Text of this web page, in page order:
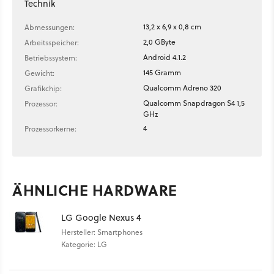
Technik
Abmessungen:
13,2 x 6,9 x 0,8 cm
Arbeitsspeicher:
2,0 GByte
Betriebssystem:
Android 4.1.2
Gewicht:
145 Gramm
Grafikchip:
Qualcomm Adreno 320
Prozessor:
Qualcomm Snapdragon S4 1,5
GHz
Prozessorkerne:
4
ÄHNLICHE HARDWARE
LG Google Nexus 4
Hersteller: Smartphones
Kategorie: LG